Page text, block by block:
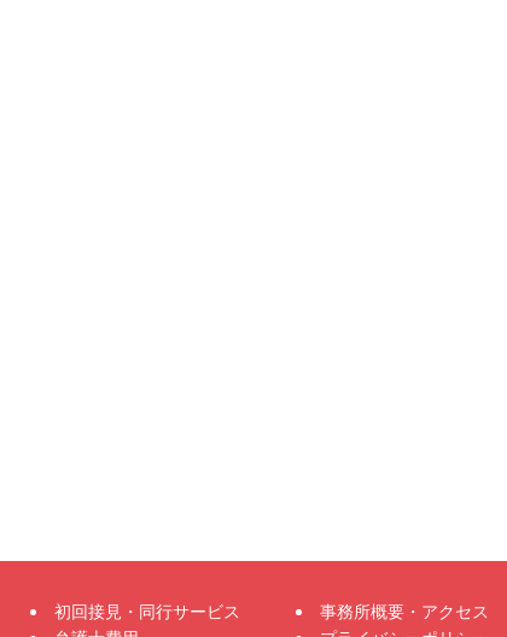
初回接見・同行サービス
事務所概要・アクセス